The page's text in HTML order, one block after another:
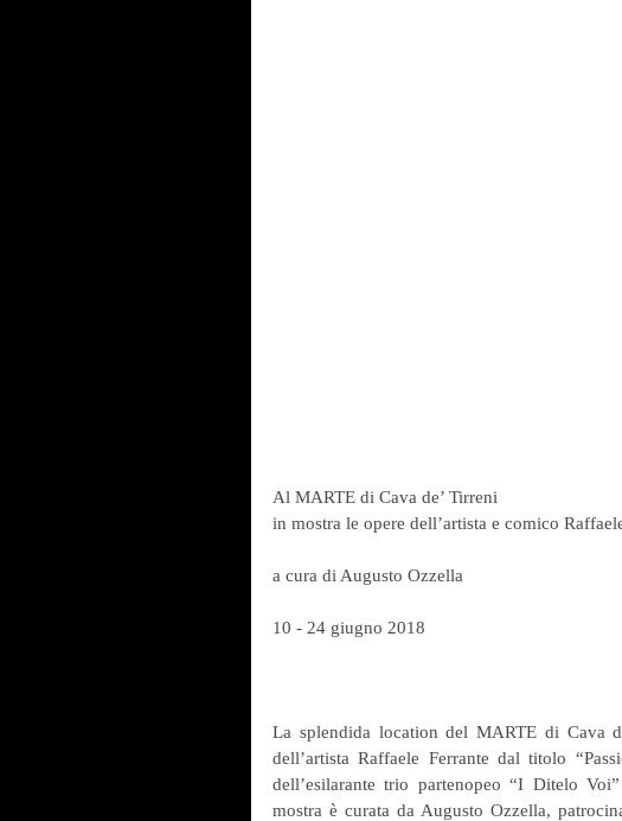
Al MARTE di Cava de’ Tirreni
in mostra le opere dell’artista e comico
a cura di Augusto Ozzella
10 - 24 giugno 2018
La splendida location del MARTE di Cava
dell’artista Raffaele Ferrante dal titolo
dell’esilarante trio partenopeo “I Ditelo
mostra è curata da Augusto Ozzella,